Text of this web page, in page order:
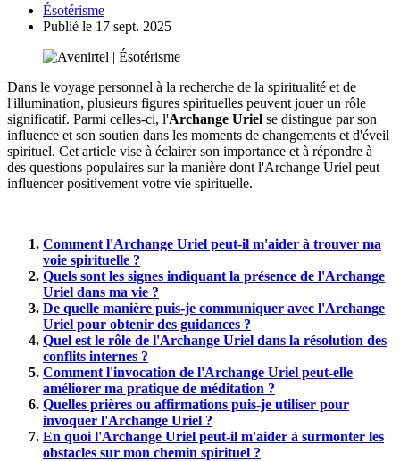
Ésotérisme
Publié le 17 sept. 2025
Dans le voyage personnel à la recherche de la spiritualité et de
l'illumination, plusieurs figures spirituelles peuvent jouer un rôle
significatif. Parmi celles-ci, l'Archange Uriel se distingue par son
influence et son soutien dans les moments de changements et d'éveil
spirituel. Cet article vise à éclairer son importance et à répondre à
des questions populaires sur la manière dont l'Archange Uriel peut
influencer positivement votre vie spirituelle.
Comment l'Archange Uriel peut-il m'aider à trouver ma
voie spirituelle ?
Quels sont les signes indiquant la présence de l'Archange
Uriel dans ma vie ?
De quelle manière puis-je communiquer avec l'Archange
Uriel pour obtenir des guidances ?
Quel est le rôle de l'Archange Uriel dans la résolution des
conflits internes ?
Comment l'invocation de l'Archange Uriel peut-elle
améliorer ma pratique de méditation ?
Quelles prières ou affirmations puis-je utiliser pour
invoquer l'Archange Uriel ?
En quoi l'Archange Uriel peut-il m'aider à surmonter les
obstacles sur mon chemin spirituel ?